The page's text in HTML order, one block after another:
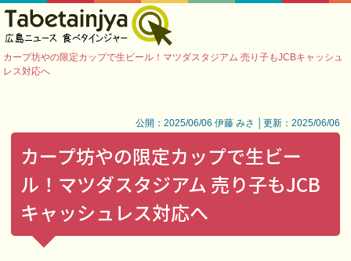
カープ坊やの限定カップで生ビール！マツダスタジアム 売り子もJCBキャッシュ
レス対応へ
公開：2025/06/06 伊藤 みさ │更新：2025/06/06
カープ坊やの限定カップで生ビー
ル！マツダスタジアム 売り子もJCB
キャッシュレス対応へ